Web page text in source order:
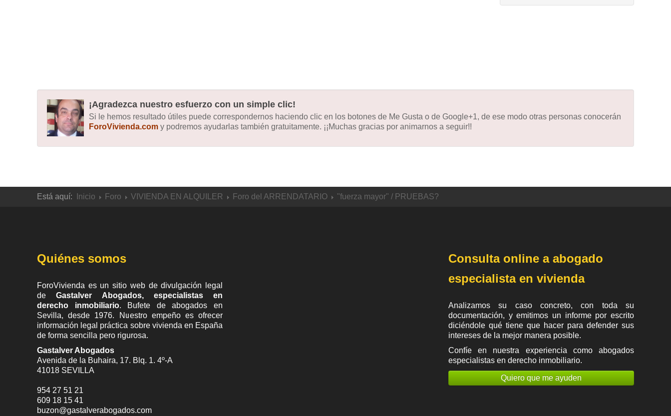
¡Agradezca nuestro esfuerzo con un simple clic!
Si le hemos resultado útiles puede correspondernos haciendo clic en los botones de Me Gusta o de Google+1, de ese modo otras personas conocerán
ForoVivienda.com y podremos ayudarlas también gratuitamente. ¡¡Muchas gracias por animarnos a seguir!!
Está aquí: Inicio Foro VIVIENDA EN ALQUILER Foro del ARRENDATARIO "fuerza mayor" / PRUEBAS?
Quiénes somos
ForoVivienda es un sitio web de divulgación legal
deGastalver Abogados, especialistas en
derecho inmobiliario. Bufete deabogados en
Sevilla, desde 1976. Nuestro empeño es ofrecer
información legal práctica sobre vivienda en España
de forma sencilla pero rigurosa.
Gastalver Abogados
Avenida de la Buhaira, 17. Blq. 1. 4º-A
41018 SEVILLA
954 27 51 21
609 18 15 41
buzon@gastalverabogados.com
Consulta online a abogado
especialista en vivienda
Analizamos su caso concreto, con toda su
documentación, y emitimos un informe por escrito
diciéndole qué tiene que hacer para defender sus
intereses de la mejor manera posible.
Confíe en nuestra experiencia como abogados
especialistas en derecho inmobiliario.
Quiero que me ayuden